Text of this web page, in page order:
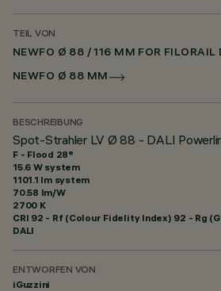
TEIL VON
NEWFO Ø 88 / 116 MM FOR FILORAIL
NEWFO Ø 88 MM
BESCHREIBUNG
Spot-Strahler LV Ø 88 - DALI
F - Flood 28°
15.6 W system
1101.1 lm system
70.58 lm/W
2700 K
CRI 92 - Rf (Colour Fidelity Index) 92 - Rg
DALI
ENTWORFEN VON
iGuzzini